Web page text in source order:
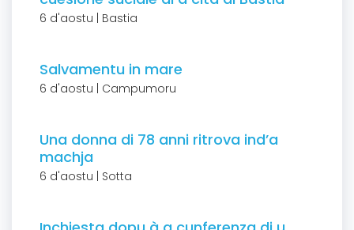
6 d'aostu | Bastia
Salvamentu in mare
6 d'aostu | Campumoru
Una donna di 78 anni ritrova ind’a
machja
6 d'aostu | Sotta